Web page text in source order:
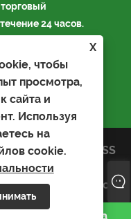
X
чтобы
просмотра,
сайта и
Используя
на
cookie.
24 часов.
Links Sitemap
RSS
XML
политика
конфиденциальности
Электронная почта